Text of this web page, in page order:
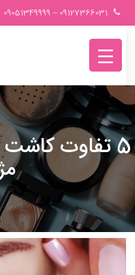
09127366031
–
09051349999
5 تفاوت